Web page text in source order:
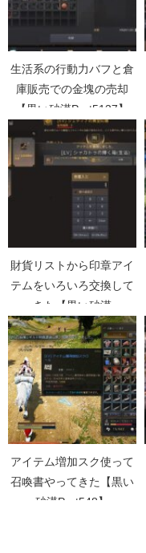
生活系の行動力バフと倉
庫販売での金塊の売却
【黒い砂漠Part5137】
財貨リストから印章アイ
テムをいろいろ交換して
きた【黒い砂漠
Part4687】
アイテム増加スク使って
召喚書やってきた【黒い
砂漠Part548】